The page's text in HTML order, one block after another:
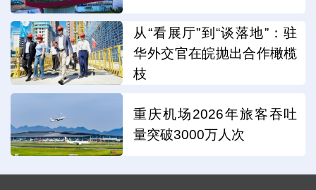
从“看展厅”到“谈落地”：驻
华外交官在皖抛出合作橄榄
枝
重庆机场2026年旅客吞吐
量突破3000万人次